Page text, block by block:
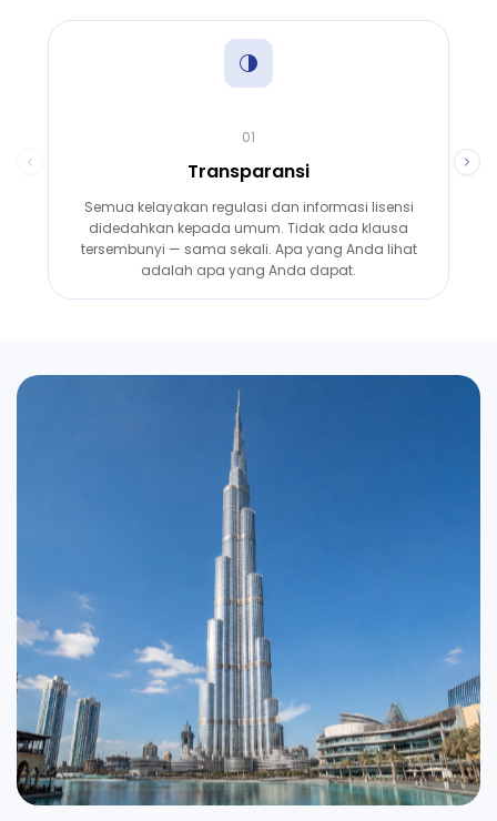
01
Transparansi
Semua kelayakan regulasi dan informasi lisensi
didedahkan kepada umum. Tidak ada klausa
tersembunyi — sama sekali. Apa yang Anda lihat
adalah apa yang Anda dapat.